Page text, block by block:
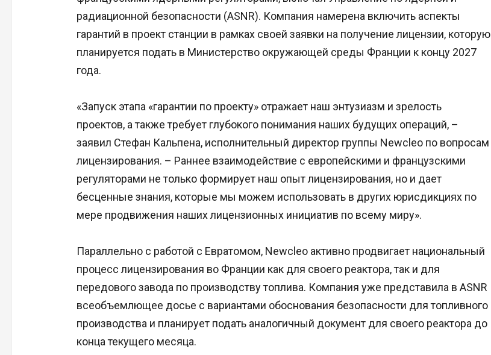
радиационной безопасности (ASNR). Компания намерена включить аспекты
гарантий в проект станции в рамках своей заявки на получение лицензии, которую
планируется подать в Министерство окружающей среды Франции к концу 2027
года.
«Запуск этапа «гарантии по проекту» отражает наш энтузиазм и зрелость
проектов, а также требует глубокого понимания наших будущих операций, –
заявил Стефан Кальпена, исполнительный директор группы Newcleo по вопросам
лицензирования. – Раннее взаимодействие с европейскими и французскими
регуляторами не только формирует наш опыт лицензирования, но и дает
бесценные знания, которые мы можем использовать в других юрисдикциях по
мере продвижения наших лицензионных инициатив по всему миру».
Параллельно с работой с Евратомом, Newcleo активно продвигает национальный
процесс лицензирования во Франции как для своего реактора, так и для
передового завода по производству топлива. Компания уже представила в ASNR
всеобъемлющее досье с вариантами обоснования безопасности для топливного
производства и планирует подать аналогичный документ для своего реактора до
конца текущего месяца.